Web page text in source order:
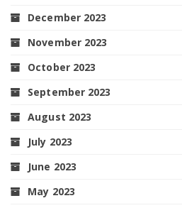
December 2023
November 2023
October 2023
September 2023
August 2023
July 2023
June 2023
May 2023